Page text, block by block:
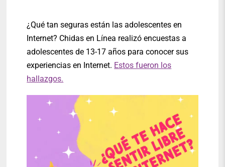
¿Qué tan seguras están las adolescentes en
Internet? Chidas en Línea realizó encuestas a
adolescentes de 13-17 años para conocer sus
experiencias en Internet. Estos fueron los
hallazgos.